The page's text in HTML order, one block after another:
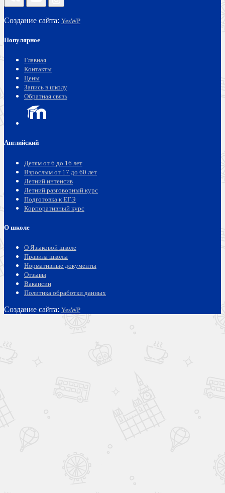
Создание сайта: YesWP
Популярное
Главная
Контакты
Цены
Запись в школу
Обратная связь
Английский
Детям от 6 до 16 лет
Взрослым от 17 до 60 лет
Летний интенсив
Летний разговорный курс
Подготовка к ЕГЭ
Корпоративный курс
О школе
О Языковой школе
Правила школы
Нормативные документы
Отзывы
Вакансии
Политика обработки данных
Создание сайта: YesWP